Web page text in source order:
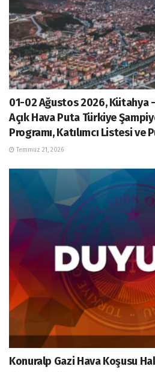
01-02 Ağustos 2026, Kütahya
Açık Hava Puta Türkiye
Programı, Katılımcı Listesi ve
Temmuz 21, 2026
Konuralp Gazi Hava Koşusu